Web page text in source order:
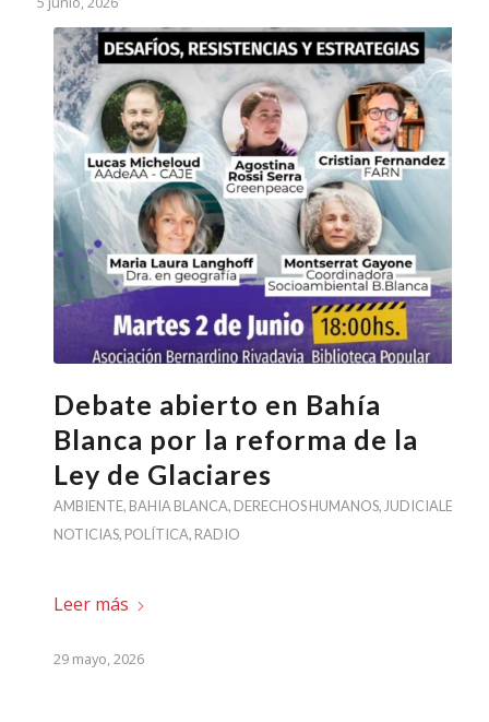
Debate abierto en Bahía
Blanca por la reforma de la
Ley de Glaciares
AMBIENTE, BAHIA BLANCA, DERECHOS HUMANOS, JUDICIALES
NOTICIAS, POLÍTICA, RADIO
Leer más
29 mayo, 2026